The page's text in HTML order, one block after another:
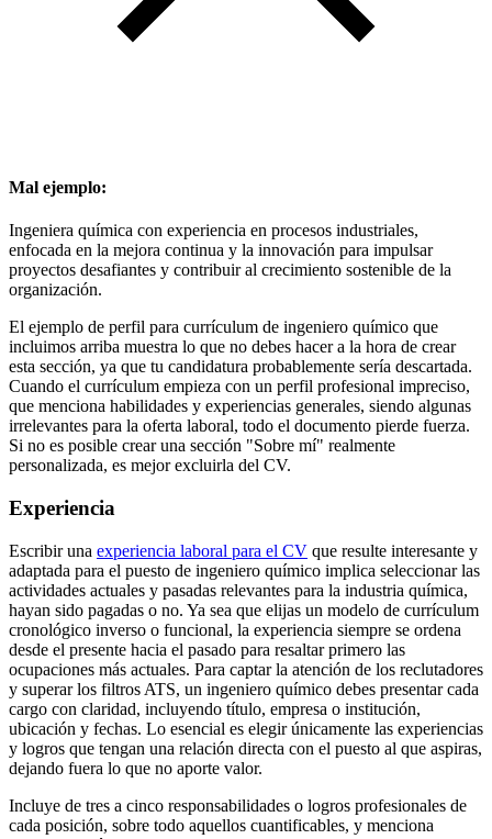
Mal ejemplo:
Ingeniera química con experiencia en procesos industriales,
enfocada en la mejora continua y la innovación para impulsar
proyectos desafiantes y contribuir al crecimiento sostenible de la
organización.
El ejemplo de perfil para currículum de ingeniero químico que
incluimos arriba muestra lo que no debes hacer a la hora de crear
esta sección, ya que tu candidatura probablemente sería descartada.
Cuando el currículum empieza con un perfil profesional impreciso,
que menciona habilidades y experiencias generales, siendo algunas
irrelevantes para la oferta laboral, todo el documento pierde fuerza.
Si no es posible crear una sección "Sobre mí" realmente
personalizada, es mejor excluirla del CV.
Experiencia
Escribir una experiencia laboral para el CV que resulte interesante y
adaptada para el puesto de ingeniero químico implica seleccionar las
actividades actuales y pasadas relevantes para la industria química,
hayan sido pagadas o no. Ya sea que elijas un modelo de currículum
cronológico inverso o funcional, la experiencia siempre se ordena
desde el presente hacia el pasado para resaltar primero las
ocupaciones más actuales. Para captar la atención de los reclutadores
y superar los filtros ATS, un ingeniero químico debes presentar cada
cargo con claridad, incluyendo título, empresa o institución,
ubicación y fechas. Lo esencial es elegir únicamente las experiencias
y logros que tengan una relación directa con el puesto al que aspiras,
dejando fuera lo que no aporte valor.
Incluye de tres a cinco responsabilidades o logros profesionales de
cada posición, sobre todo aquellos cuantificables, y menciona